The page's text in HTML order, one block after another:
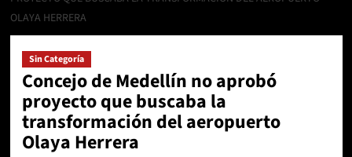
OLAYA HERRERA
Sin Categoría
Concejo de Medellín no aprobó
proyecto que buscaba la
transformación del aeropuerto
Olaya Herrera